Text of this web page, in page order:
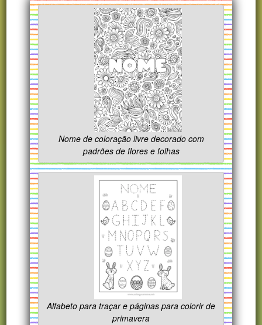
Nome de coloração livre decorado com
padrões de flores e folhas
Alfabeto para traçar e páginas para colorir de
primavera